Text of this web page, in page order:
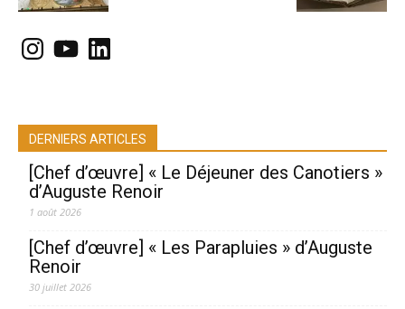
Instagram
YouTubeLinkedIn
DERNIERS ARTICLES
[Chef d’œuvre] « Le Déjeuner des Canotiers »
d’Auguste Renoir
1 août 2026
[Chef d’œuvre] « Les Parapluies » d’Auguste
Renoir
30 juillet 2026